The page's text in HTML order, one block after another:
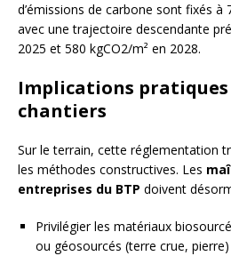
d’émissions de carbone sont fixés à
avec une trajectoire descendante
2025 et 580 kgCO2/m² en 2028.
Implications pratiques
chantiers
Sur le terrain, cette réglementation
les méthodes constructives. Les
entreprises du BTP doivent
Privilégier les matériaux
ou géosourcés (terre crue, pierre)